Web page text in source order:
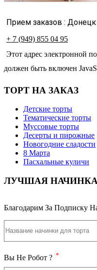
Прием заказов :
+ 7 (949) 855 04 95
Этот адрес электронной
должен быть включен
ТОРТ НА ЗАКАЗ
Детские торты
Тематические торты
Муссовые торты
Десерты и пирожные
Новогодние сладости
8 Марта
Пасхальные куличи
ЛУЧШАЯ НАЧИНКА
Благодарим За
Вы Не Робот ? *